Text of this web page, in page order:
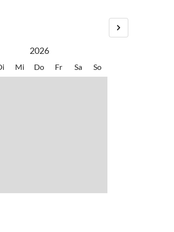
2026
Mi Do Fr Sa So